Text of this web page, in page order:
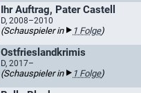
Ihr Auftrag, Pater Castell
D, 2008–2010
(Schauspieler in 1 Folge)
Ostfrieslandkrimis
D, 2017–
(Schauspieler in 1 Folge)